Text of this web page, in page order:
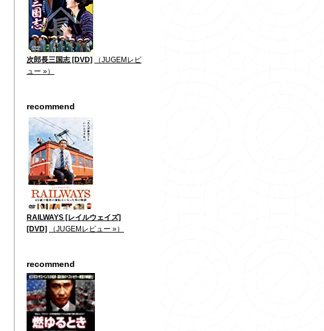
次郎長三国志 [DVD]
（JUGEMレビ
ュー »）
recommend
RAILWAYS [レイルウェイズ]
[DVD]
（JUGEMレビュー »）
recommend